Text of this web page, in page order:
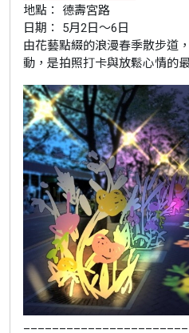
地點： 德壽宮路
日期： 5月2日～6日
由花藝點綴的浪漫春季散步道
動，是拍照打卡與放鬆心情的